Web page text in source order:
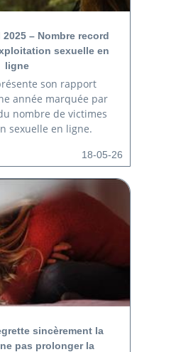
– Nombre record
sexuelle en
ligne
son rapport
année marquée par
nombre de victimes
sexuelle en ligne.
18-05-26
sincèrement la
pas prolonger la